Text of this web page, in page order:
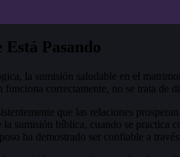
Pasando
la sumisión saludable en el
funciona correctamente, no se trata de
que las relaciones
la sumisión bíblica, cuando se practica
ha demostrado ser confiable a